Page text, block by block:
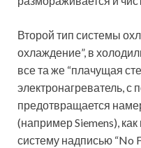
Второй тип системы
охлаждение”, в
все та же “плачущая
электронагреватель, с
предотвращается
(например Siemens),
систему надписью “No